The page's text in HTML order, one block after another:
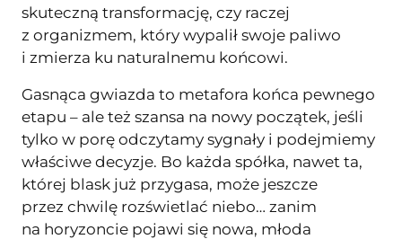
skuteczną transformację, czy raczej
z organizmem, który wypalił swoje paliwo
i zmierza ku naturalnemu końcowi.
Gasnąca gwiazda to metafora końca pewnego
etapu – ale też szansa na nowy początek, jeśli
tylko w porę odczytamy sygnały i podejmiemy
właściwe decyzje. Bo każda spółka, nawet ta,
której blask już przygasa, może jeszcze
przez chwilę rozświetlać niebo… zanim
na horyzoncie pojawi się nowa, młoda